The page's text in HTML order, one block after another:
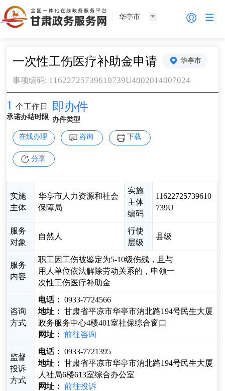
华亭市
一次性工伤医疗补助金申请 华亭市
事项编码: 11622725739610739U4002014007024
1 个工作日
承诺办结时限
即办件
办件类型
在线办理 咨询 下载
分享
实施
主体
华亭市人力资源和社会
保障局
实施
主体
编码
11622725739610
739U
服务
对象
自然人
行使
层级
县级
服务
内容
职工因工伤被鉴定为5-10级伤残，且与
用人单位依法解除劳动关系的，申领一
次性工伤医疗补助金
咨询
方式
电话： 0933-7724566
地址： 甘肃省平凉市华亭市汭北路194号民生大厦
政务服务中心4楼401室社保综合窗口
网址： 前往咨询
监督
投诉
方式
电话： 0933-7721395
地址： 甘肃省平凉市华亭市汭北路194号民生大厦
人社局6楼613室综合办公室
网址：
前往投诉